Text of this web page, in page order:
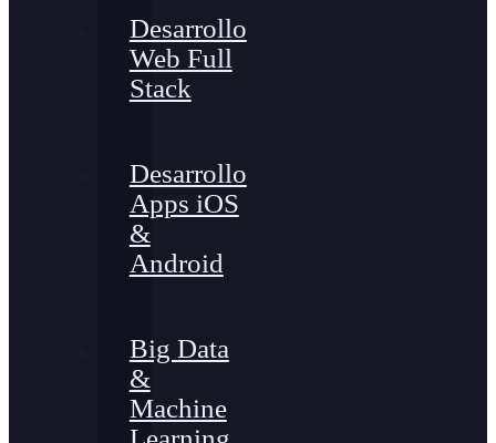
Desarrollo
Web Full
Stack
Desarrollo
Apps iOS
&
Android
Big Data
&
Machine